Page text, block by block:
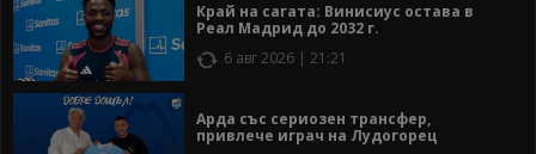
Край на сагата: Винисиус остава в
Реал Мадрид до 2032 г.
6 авг 2026 | 21:21
Арда със сериозен трансфер,
привлече играч на Лудогорец